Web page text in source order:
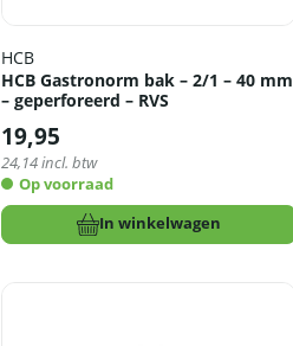
HCB
HCB Gastronorm bak – 2/1 – 40 mm
– geperforeerd – RVS
19,95
24,14incl. btw
Op voorraad
In winkelwagen